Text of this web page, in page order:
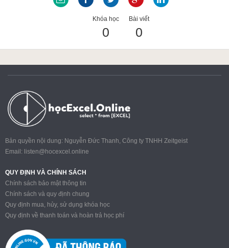
Google Sheet
MOS
Power BI
Khóa học
0
Bài viết
0
Bản quyền nội dung: Nguyễn Đức Thanh, Công ty TNHH Zeitgeist
Email: listen@hocexcel.online
QUY ĐỊNH VÀ CHÍNH SÁCH
Chính sách bảo mật thông tin
Chính sách và quy định chung
Quy định mua, hủy, sử dụng khóa học
Quy định về thanh toán và hoàn trả học phí